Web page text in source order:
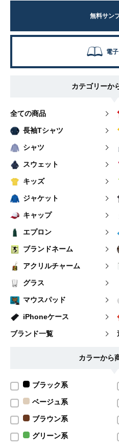
無料サン
電
カテゴリーか
全ての商品
長袖Tシャツ
シャツ
スウェット
キッズ
ジャケット
キャップ
エプロン
ブランドネーム
アクリルチャーム
グラス
マウスパッド
iPhoneケース
ブランド一覧
カラーから
ブラック系
ベージュ系
ブラウン系
グリーン系